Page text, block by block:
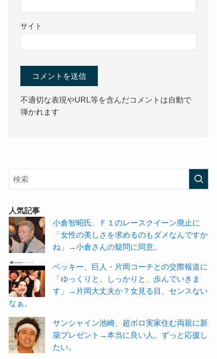
サイト
不適切な表現やURL等を含んだコメントは自動で
弾かれます
人気記事
小倉智昭氏、Ｆ１のレースクイーン廃止に
「女性の美しさを求めるのもダメなんですか
ね」→小倉さんの疑問に同意。
ベッキー、巨人・片岡コーチとの交際報道に
「ゆっくりと、しっかりと、歩んでいきま
す」→片岡大丈夫か？女見る目、センスない
なぁ。
サンシャイン池崎、超ボロ実家住む両親に新
築プレゼント→本当に良い人。ずっと応援し
たい。